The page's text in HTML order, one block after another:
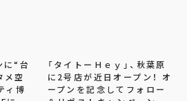
に“台
メ空
ィ博
「タイトーＨｅｙ」、秋葉原
に2号店が近日オープン！ オ
ープンを記念してフォロー